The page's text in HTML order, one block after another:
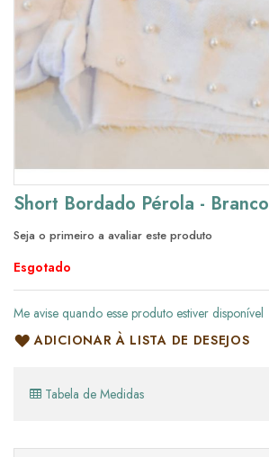
Short Bordado Pérola - Branco
Seja o primeiro a avaliar este produto
Esgotado
Me avise quando esse produto estiver disponível
ADICIONAR À LISTA DE DESEJOS
Tabela de Medidas
Saltar
para
o
início
da
imagens